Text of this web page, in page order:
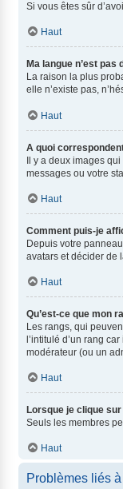
Si vous êtes sûr
Haut
Ma langue n’est pas
La raison la plus
elle n’existe pas,
Haut
A quoi
Il y a deux images
messages ou votre
Haut
Comment puis-je
Depuis votre
avatars et décider de
Haut
Qu’est-ce que mon
Les rangs, qui
l’intitulé d’un rang
modérateur (ou un
Haut
Lorsque je clique sur
Seuls les membres
Haut
Problèmes liés